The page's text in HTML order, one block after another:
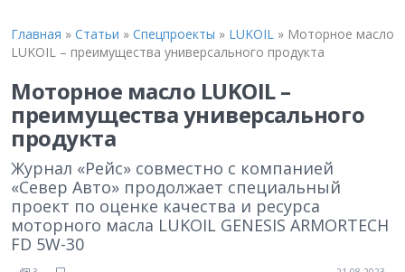
Главная » Статьи » Спецпроекты » LUKOIL» Моторное масло
LUKOIL – преимущества универсального продукта
Моторное масло LUKOIL –
преимущества универсального
продукта
Журнал «Рейс» совместно с компанией
«Север Авто» продолжает специальный
проект по оценке качества и ресурса
моторного масла LUKOIL GENESIS ARMORTECH
FD 5W-30